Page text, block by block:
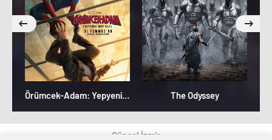
Örümcek-Adam: Yepyeni Bir Gün The Odyssey
Güncel İzmir